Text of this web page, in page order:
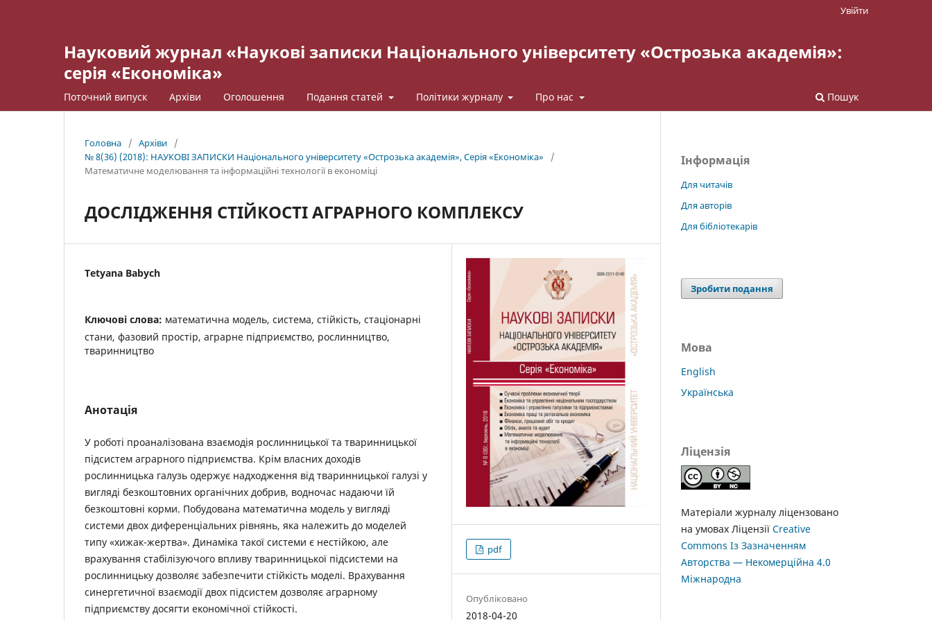
Науковий журнал «Наукові записки Національного університету «Острозька академія»:
серія «Економіка»
Поточний випуск Архіви Оголошення Подання статей Політики журналу Про нас Пошук
Увійти
Головна / Архіви
/
№ 8(36) (2018): НАУКОВІ ЗАПИСКИ Національного університету «Острозька акаде­мія», Серія «Економіка»
/
Математичне моделювання та інформаційні технології в економіці
ДОСЛІДЖЕННЯ СТІЙКОСТІ АГРАРНОГО КОМПЛЕКСУ
Tetyana Babych
Ключові слова: математична модель, система, стійкість, стаціонарні
стани, фазовий простір, аграрне підприємство, рослинництво,
тваринництво
Анотація
У роботі проаналізована взаємодія рослинницької та тваринницької
підсистем аграрного підприємства. Крім власних доходів
рослинницька галузь одержує надходження від тваринницької галузі у
вигляді безкоштовних органічних добрив, водночас надаючи їй
безкоштовні корми. Побудована математична модель у вигляді
системи двох диференціальних рівнянь, яка належить до моделей
типу «хижак-жертва». Динаміка такої системи є нестійкою, але
врахування стабілізуючого впливу тваринницької підсистеми на
рослинницьку дозволяє забезпечити стійкість моделі. Врахування
синергетичної взаємодії двох підсистем дозволяє аграрному
підприємству досягти економічної стійкості.
pdf
Опубліковано
2018-04-20
Інформація
Для читачів
Для авторів
Для бібліотекарів
Зробити подання
Мова
English
Українська
Ліцензія
Матеріали журналу ліцензовано
на умовах Ліцензії Creative
Commons Із Зазначенням
Авторства — Некомерційна 4.0
Міжнародна